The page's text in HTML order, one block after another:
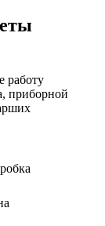
работу
приборной